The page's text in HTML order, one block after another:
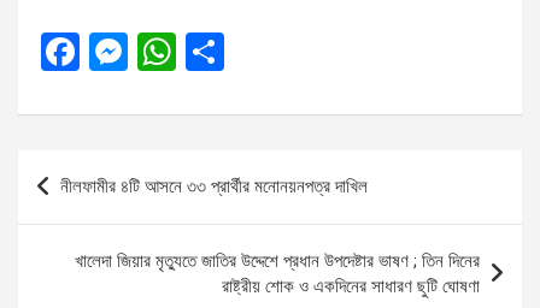
F
ce
b
o
o
k
M
se
n
g
er
W
at
A
p
p
ar
e
Post
navigation
নীলফামীর ৪টি আসনে ৩৩ প্রার্থীর মনোনয়নপত্র দাখিল
খালেদা জিয়ার মৃত্যুতে জাতির উদ্দেশে প্রধান উপদেষ্টার ভাষণ ; তিন দিনের
রাষ্ট্রীয় শোক ও একদিনের সাধারণ ছুটি ঘোষণা